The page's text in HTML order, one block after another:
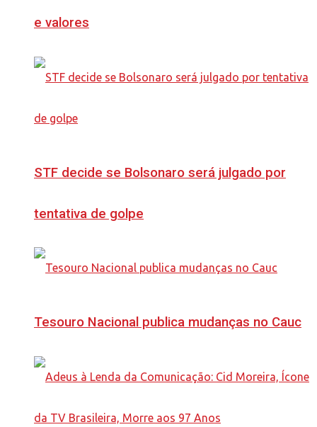
e valores
STF decide se Bolsonaro será julgado por
tentativa de golpe
Tesouro Nacional publica mudanças no Cauc